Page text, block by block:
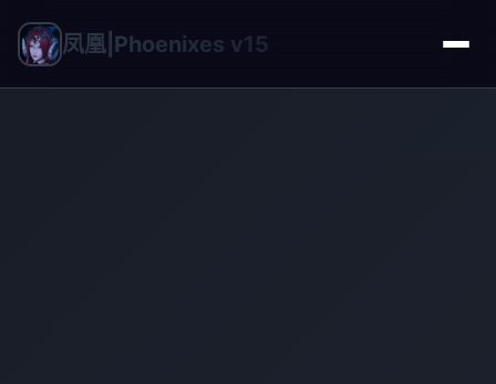
凤凰|Phoenixes v15